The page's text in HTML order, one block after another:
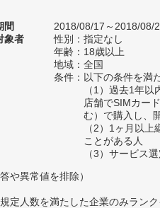
間
2018/08/17～2018/08/
象者
性別：指定なし
年齢：18歳以上
地域：全国
条件：以下の条件を満
（1）過去1年
店舗でSIMカー
む）で購入し、
（2）1ヶ月以
ことがある人
（3）サービス
や異常値を排除）
人数を満たした企業のみラン